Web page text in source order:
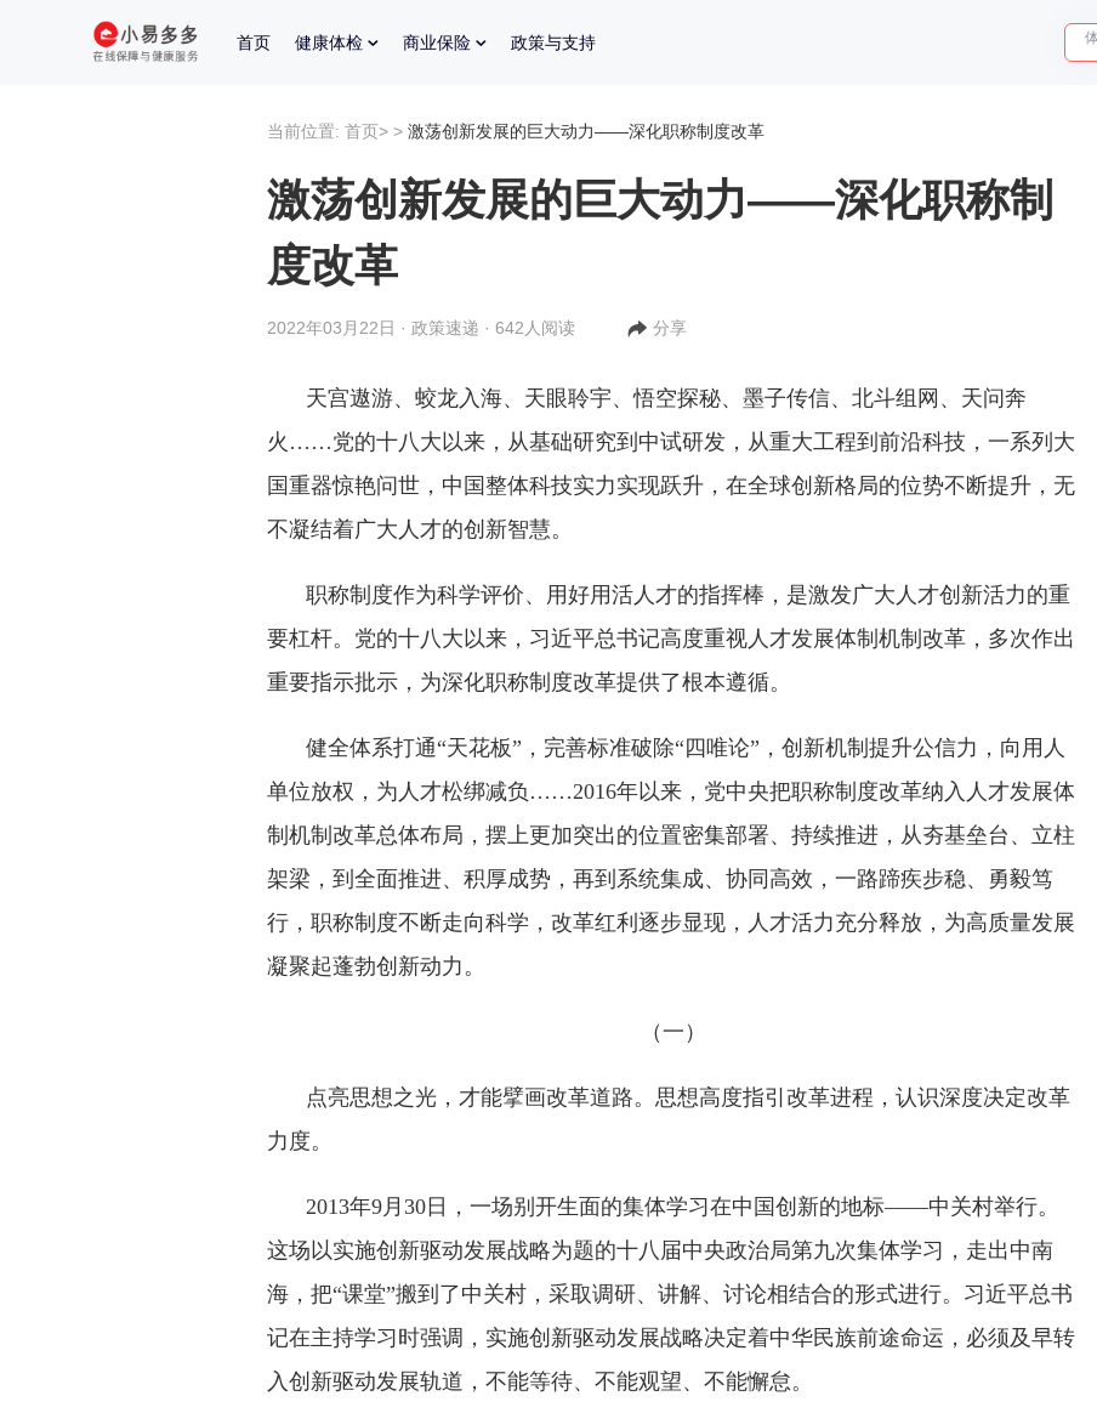
首页 健康体检 商业保险 政策与支持
当前位置: 首页> > 激荡创新发展的巨大动力——深化职称制度改革
激荡创新发展的巨大动力——深化职称制
度改革
2022年03月22日 · 政策速递 · 642人阅读 分享
天宫遨游、蛟龙入海、天眼聆宇、悟空探秘、墨子传信、北斗组网、天问奔
火……党的十八大以来，从基础研究到中试研发，从重大工程到前沿科技，一系列大
国重器惊艳问世，中国整体科技实力实现跃升，在全球创新格局的位势不断提升，无
不凝结着广大人才的创新智慧。
职称制度作为科学评价、用好用活人才的指挥棒，是激发广大人才创新活力的重
要杠杆。党的十八大以来，习近平总书记高度重视人才发展体制机制改革，多次作出
重要指示批示，为深化职称制度改革提供了根本遵循。
健全体系打通“天花板”，完善标准破除“四唯论”，创新机制提升公信力，向用人
单位放权，为人才松绑减负……2016年以来，党中央把职称制度改革纳入人才发展体
制机制改革总体布局，摆上更加突出的位置密集部署、持续推进，从夯基垒台、立柱
架梁，到全面推进、积厚成势，再到系统集成、协同高效，一路蹄疾步稳、勇毅笃
行，职称制度不断走向科学，改革红利逐步显现，人才活力充分释放，为高质量发展
凝聚起蓬勃创新动力。
（一）
点亮思想之光，才能擘画改革道路。思想高度指引改革进程，认识深度决定改革
力度。
2013年9月30日，一场别开生面的集体学习在中国创新的地标——中关村举行。
这场以实施创新驱动发展战略为题的十八届中央政治局第九次集体学习，走出中南
海，把“课堂”搬到了中关村，采取调研、讲解、讨论相结合的形式进行。习近平总书
记在主持学习时强调，实施创新驱动发展战略决定着中华民族前途命运，必须及早转
入创新驱动发展轨道，不能等待、不能观望、不能懈怠。